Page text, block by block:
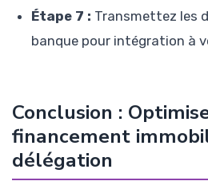
Étape 7 : Transmettez les
banque pour intégration à
Conclusion :
financement
délégation